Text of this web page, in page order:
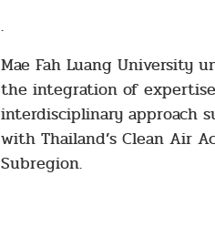
.
Mae Fah Luang University
the integration of expertise
interdisciplinary approach
with Thailand’s Clean Air
Subregion.